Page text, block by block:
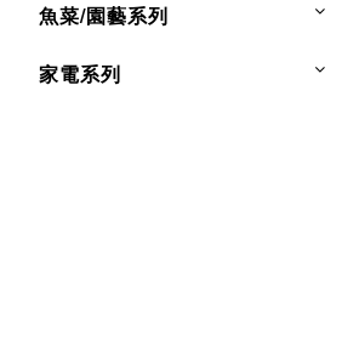
魚菜/園藝系列
家電系列